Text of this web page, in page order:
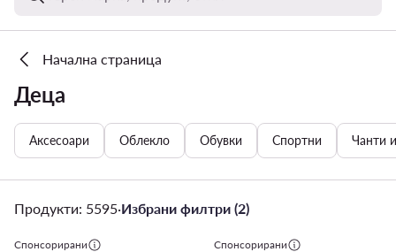
Начална страница
Деца
Аксесоари Облекло Обувки Спортни Чанти
Продукти: 5595·Избрани филтри (2)
Спонсорирани Спонсорирани